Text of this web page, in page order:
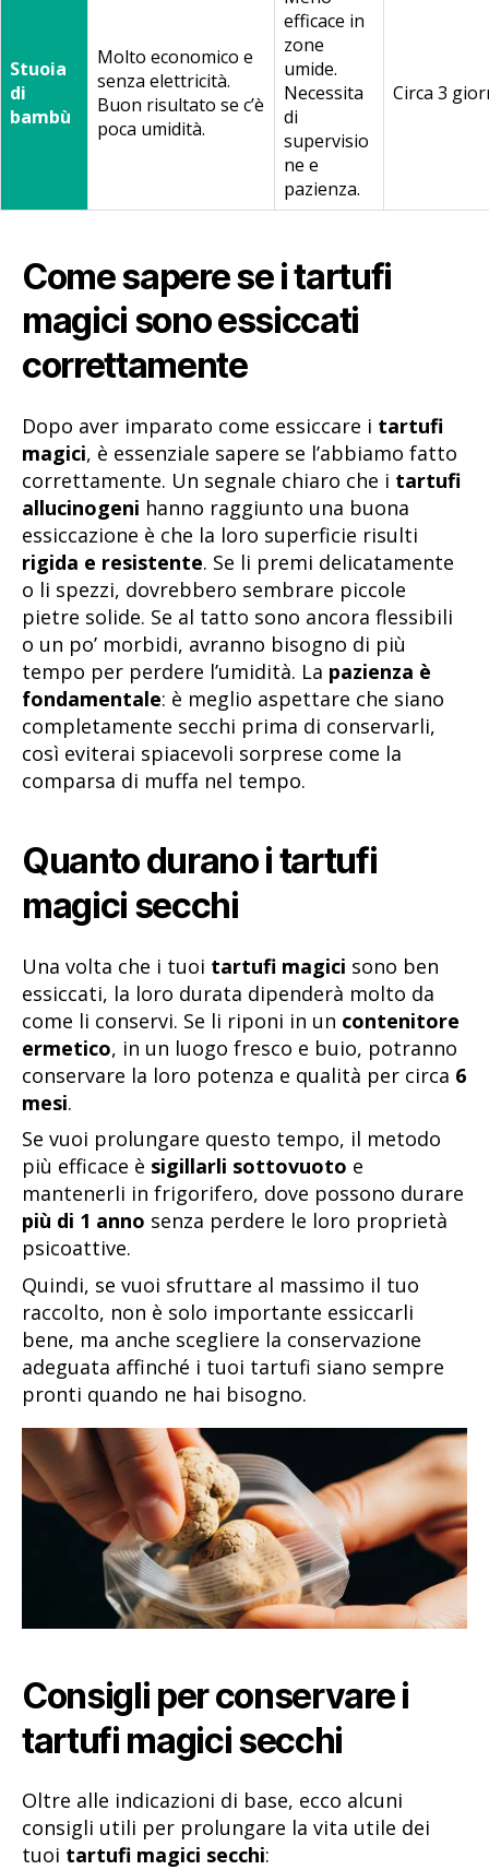
Stuoia
di
bambù
Molto economico e
senza elettricità.
Buon risultato se c’è
poca umidità.
efficace in
zone
umide.
Necessita
di
supervisio
ne e
pazienza.
Circa 3
Come sapere se i tartufi
magici sono essiccati
correttamente
Dopo aver imparato come essiccare i tartufi
magici, è essenziale sapere se l’abbiamo fatto
correttamente. Un segnale chiaro che i tartufi
allucinogeni hanno raggiunto una buona
essiccazione è che la loro superficie risulti
rigida e resistente. Se li premi delicatamente
o li spezzi, dovrebbero sembrare piccole
pietre solide. Se al tatto sono ancora flessibili
o un po’ morbidi, avranno bisogno di più
tempo per perdere l’umidità. La pazienza è
fondamentale: è meglio aspettare che siano
completamente secchi prima di conservarli,
così eviterai spiacevoli sorprese come la
comparsa di muffa nel tempo.
Quanto durano i tartufi
magici secchi
Una volta che i tuoi tartufi magici sono ben
essiccati, la loro durata dipenderà molto da
come li conservi. Se li riponi in un contenitore
ermetico, in un luogo fresco e buio, potranno
conservare la loro potenza e qualità per circa 6
mesi.
Se vuoi prolungare questo tempo, il metodo
più efficace è sigillarli sottovuoto e
mantenerli in frigorifero, dove possono durare
più di 1 anno senza perdere le loro proprietà
psicoattive.
Quindi, se vuoi sfruttare al massimo il tuo
raccolto, non è solo importante essiccarli
bene, ma anche scegliere la conservazione
adeguata affinché i tuoi tartufi siano sempre
pronti quando ne hai bisogno.
Consigli per conservare i
tartufi magici secchi
Oltre alle indicazioni di base, ecco alcuni
consigli utili per prolungare la vita utile dei
tuoi tartufi magici secchi: